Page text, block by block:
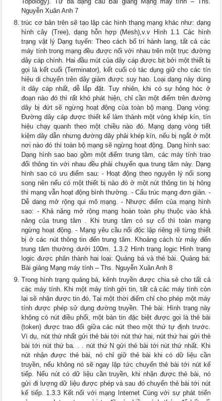
Nguyễn Xuân Anh 7
trúc cơ bản trên sẽ tạo lập các hình thạng mạng khác như: dạng
hình cây (Tree), dạng hỗn hợp (Mesh),v.v Hình 1.1 Các hình
trạng vật lý Dạng tuyến: Theo cách bố trí hành lang, tất cả các
máy tính trong mạng đều được nối với nhau trên một trục đường
dây cáp chính. Hai đầu mút của dây cáp được bịt bởi một thiết bị
gọi là kết cuối (Terminator), kết cuối có tác dụng giữ cho các tín
hiệu di chuyển trên dây giảm được suy hao. Loại dạng này dùng
ít dây cáp nhất, dễ lắp đặt. Tuy nhiên, khi có sự hỏng hóc ở
đoạn nào đó thì rất khó phát hiện, chỉ cần một điểm trên đường
dây bị đứt sẽ ngừng hoạt động của toàn bộ mạng. Dạng vòng:
Đường dây cáp được thiết kế làm thành một vòng khép kín, tín
hiệu chạy quanh theo một chiều nào đó. Mạng dạng vòng tiết
kiệm dây dẫn nhưng đường dây phải khép kín, nếu bị ngắt ở một
nơi nào đó thì toàn bộ mạng sẽ ngừng hoạt động. Dạng hình sao:
Dạng hình sao bao gồm một điểm trung tâm, các máy tính trao
đổi thông tin với nhau đều phải chuyển qua trung tâm này. Dạng
hình sao có ưu điểm sau: - Hoạt động theo nguyên lý nối song
song nên nếu có một thiết bị nào đó ở một nút thông tin bị hỏng
thì mạng vẫn hoạt động bình thường. - Cấu trúc mạng đơn giản. -
Dễ dang mở rộng qui mô mạng. - Nhược điểm của mạng hình
sao: - Khả nǎng mở rộng mạng hoàn toàn phụ thuộc vào khả
nǎng của trung tâm . Khi trung tâm có sự cố thì toàn mạng
ngừng hoạt động. - Mạng yêu cầu nối độc lập riêng rẽ từng thiết
bị ở các nút thông tin đến trung tâm. Khoảng cách từ máy đến
trung tâm thường dưới 100m. 1.3.2 Hình trạng logic Hình trạng
logic được phân thành hai loại: Quảng bá và thẻ bài. Quảng bá:
Bài giảng Mạng máy tính – Ths. Nguyễn Xuân Anh 8
Trong hình trạng quảng bá, kênh truyền được chia sẻ cho tất cả
các máy tính. Khi một máy tính gởi tin, tất cả các máy tính còn
lại sẽ nhận được tin đó. Tại một thời điểm chỉ cho phép một máy
tính được phép sử dụng đường truyền. Thẻ bài: Hình trạng này
không có nút điều phối, một bản tin đặc biệt được gọi là thẻ bài
(token) được trao đổi giữa các nút theo một thứ tự định trước.
Ví dụ, nút thứ nhất gửi thẻ bài tới nút thứ hai, nút thứ hai gửi thẻ
bài tới nút thứ ba. . . nút thứ N gửi thẻ bài tới nút thứ nhất. Khi
nút nhận được thẻ bài, nó chỉ giữ thẻ bài khi có dữ liệu cần
truyền, nếu không nó sẽ ngay lập tức chuyển thẻ bài tới nút kế
tiếp. Nếu nút có dữ liệu cần truyền, khi nhận được thẻ bài, nó
gửi đi lượng dữ liệu được phép và sau đó chuyển thẻ bài tới nút
kế tiếp. 1.3.3 Kết nối với mạng Internet Cùng với sự phát triển